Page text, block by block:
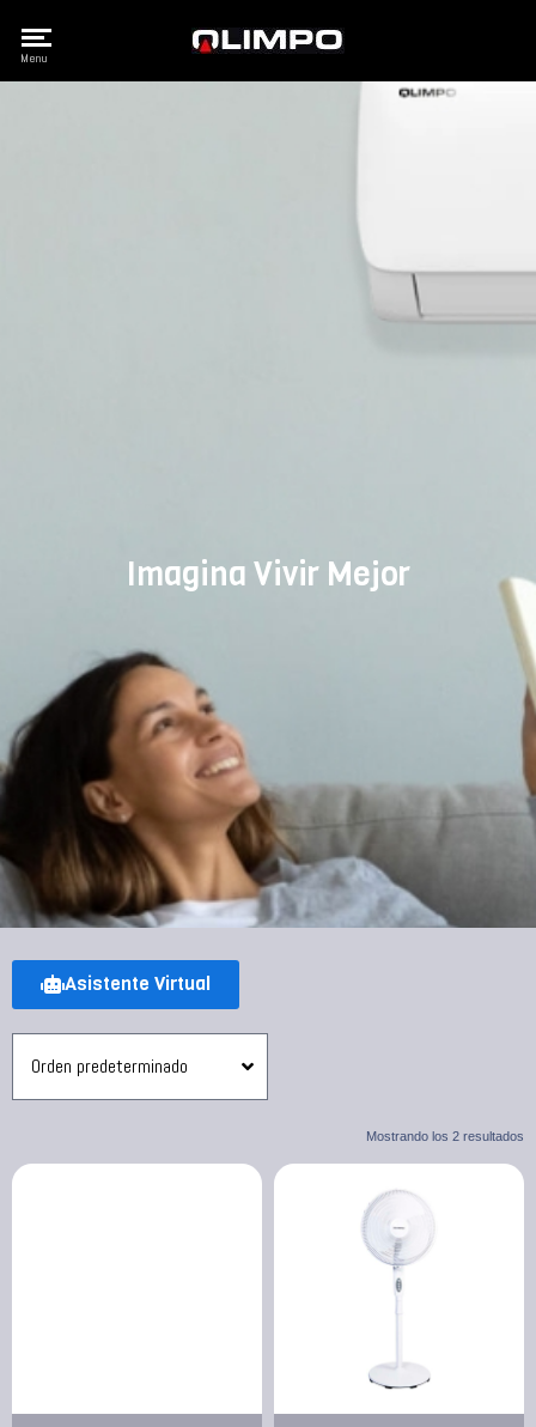
Olimpo
Menu
Imagina Vivir Mejor
Asistente Virtual
Mostrando los 2 resultados